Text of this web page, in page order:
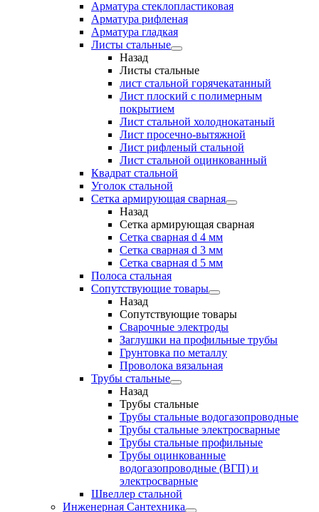
Арматура стеклопластиковая
Арматура рифленая
Арматура гладкая
Листы стальные
Назад
Листы стальные
лист стальной горячекатанный
Лист плоский с полимерным
покрытием
Лист стальной холоднокатаный
Лист просечно-вытяжной
Лист рифленый стальной
Лист стальной оцинкованный
Квадрат стальной
Уголок стальной
Сетка армирующая сварная
Назад
Сетка армирующая сварная
Сетка сварная d 4 мм
Сетка сварная d 3 мм
Сетка сварная d 5 мм
Полоса стальная
Сопутствующие товары
Назад
Сопутствующие товары
Сварочные электроды
Заглушки на профильные трубы
Грунтовка по металлу
Проволока вязальная
Трубы стальные
Назад
Трубы стальные
Трубы стальные водогазопроводные
Трубы стальные электросварные
Трубы стальные профильные
Трубы оцинкованные
водогазопроводные (ВГП) и
электросварные
Швеллер стальной
Инженерная Сантехника